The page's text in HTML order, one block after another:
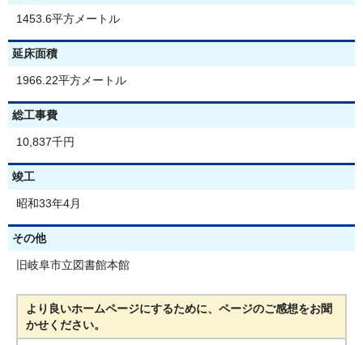
1453.6平方メートル
延床面積
1966.22平方メートル
総工事費
10,837千円
竣工
昭和33年4月
その他
旧岐阜市立図書館本館
より良いホームページにするために、ページのご感想をお聞
かせください。